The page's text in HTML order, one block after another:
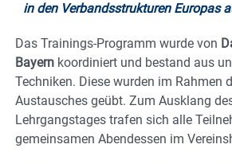
in den Verbandsstrukturen Europas
Das Trainings-Programm wurde von
Bayern koordiniert und bestand aus
Techniken. Diese wurden im Rahmen
Austausches geübt. Zum Ausklang
Lehrgangstages trafen sich alle
gemeinsamen Abendessen im